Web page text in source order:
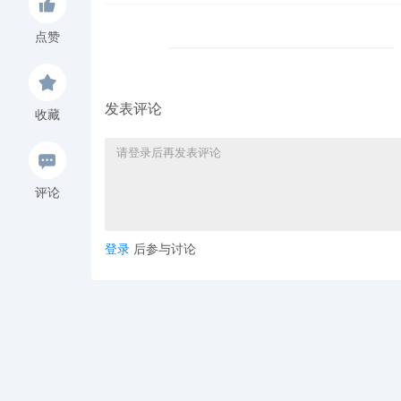
点赞
收藏
评论
发表评论
登录 后参与讨论